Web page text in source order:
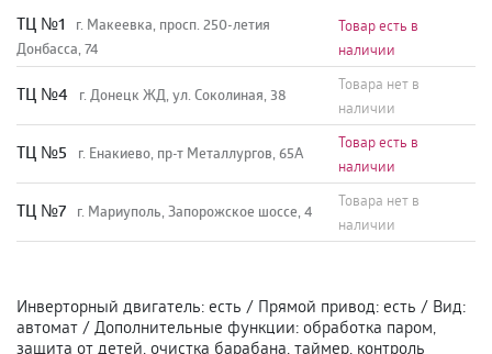
TЦ №1
г. Макеевка, просп. 250-летия
Донбасса, 74
Товар есть в
наличии
TЦ №4 г. Донецк ЖД, ул. Соколиная, 38
Товара нет в
наличии
TЦ №5 г. Енакиево, пр-т Металлургов, 65А
Товар есть в
наличии
ТЦ №7 г. Мариуполь, Запорожское шоссе, 4
Товара нет в
наличии
Инверторный двигатель: есть / Прямой привод: есть / Вид:
автомат / Дополнительные функции: обработка паром,
защита от детей, очистка барабана, таймер, контроль